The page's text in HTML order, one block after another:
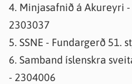
4. Minjasafnið á Akureyri
2303037
5. SSNE - Fundargerð 51.
6. Samband íslenskra
- 2304006